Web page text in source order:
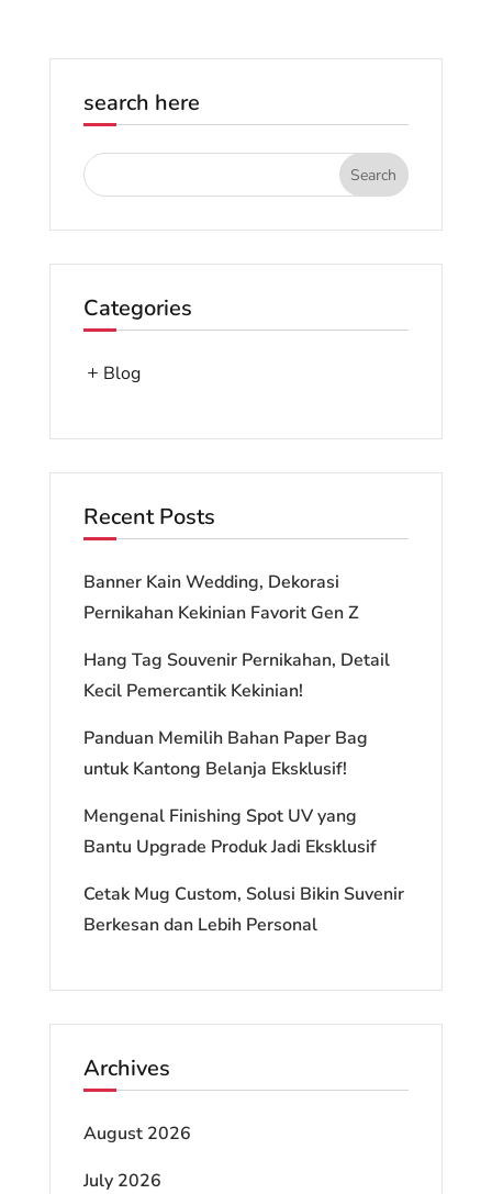
search here
Categories
Blog
Recent Posts
Banner Kain Wedding, Dekorasi
Pernikahan Kekinian Favorit Gen Z
Hang Tag Souvenir Pernikahan, Detail
Kecil Pemercantik Kekinian!
Panduan Memilih Bahan Paper Bag
untuk Kantong Belanja Eksklusif!
Mengenal Finishing Spot UV yang
Bantu Upgrade Produk Jadi Eksklusif
Cetak Mug Custom, Solusi Bikin Suvenir
Berkesan dan Lebih Personal
Archives
August 2026
July 2026